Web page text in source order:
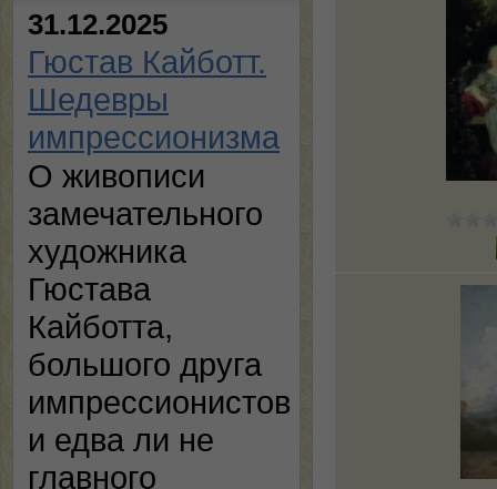
31.12.2025
Гюстав Кайботт.
Шедевры
импрессионизма
О живописи
замечательного
художника
Гюстава
Кайботта,
большого друга
импрессионистов
и едва ли не
главного